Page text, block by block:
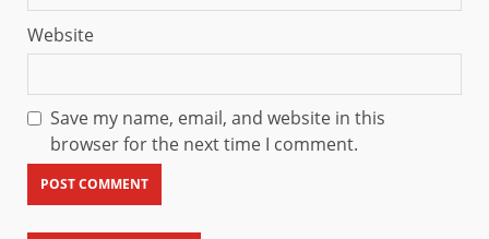
Website
Save my name, email, and website in this
browser for the next time I comment.